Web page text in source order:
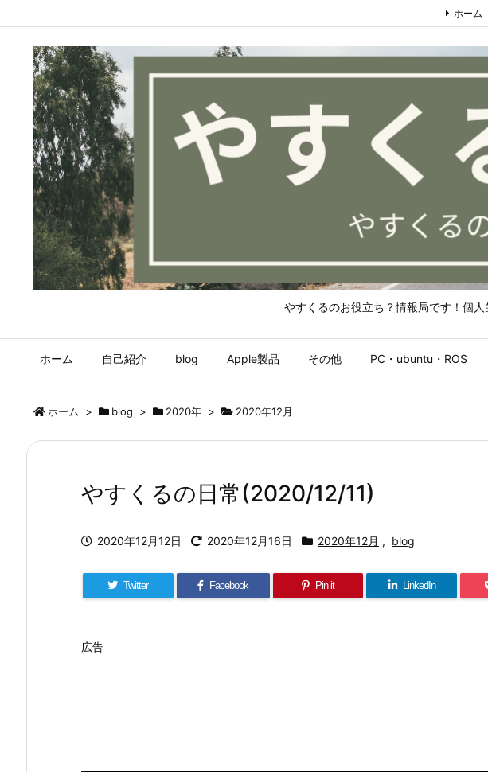
やすくるのお役立ち？情報局です！個
ホーム 自己紹介 blog Apple製品 その他 PC・ubuntu・ROS
ホーム
ホーム > blog > 2020年 > 2020年12月
やすくるの日常(2020/12/11)
2020年12月12日 2020年12月16日 2020年12月 , blog
Twitter Facebook Pin it LinkedIn
広告